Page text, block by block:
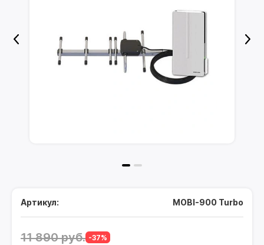
Артикул: MOBI-900 Turbo
11 890 руб. -37%